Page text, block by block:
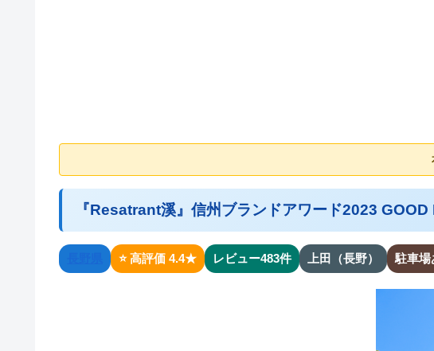
『Resatrant溪』信州ブランドアワード2023
⭐ 高評価 4.4★ レビュー483件 上田（長野） 駐車場